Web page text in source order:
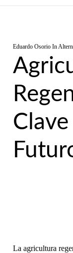
Eduardo Osorio In
La agricultura